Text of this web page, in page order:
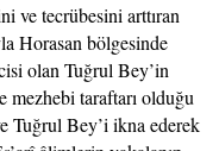
ve tecrübesini arttıran
Horasan bölgesinde
olan Tuğrul Bey’in
taraftarı olduğu
Tuğrul Bey’i ikna ederek